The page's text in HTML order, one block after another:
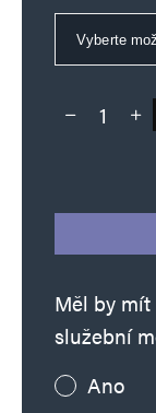
Deník TO –
Měl by
služební
Ano